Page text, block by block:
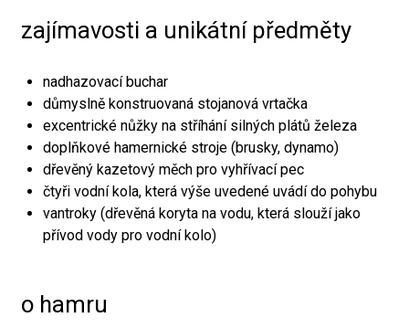
zajímavosti a unikátní předměty
nadhazovací buchar
důmyslně konstruovaná stojanová vrtačka
excentrické nůžky na stříhání silných plátů železa
doplňkové hamernické stroje (brusky, dynamo)
dřevěný kazetový měch pro vyhřívací pec
čtyři vodní kola, která výše uvedené uvádí do pohybu
vantroky (dřevěná koryta na vodu, která slouží jako
přívod vody pro vodní kolo)
o hamru